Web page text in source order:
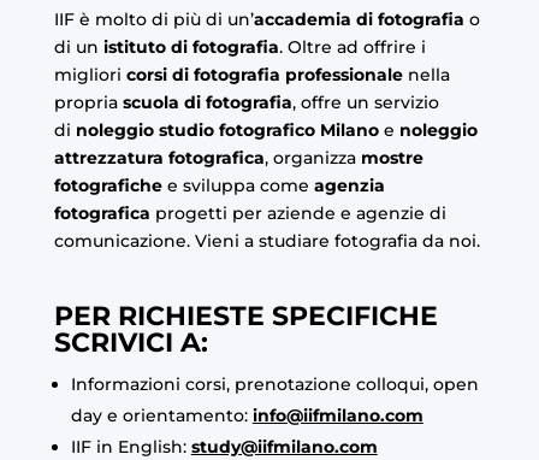
IIF è molto di più di un’accademia di fotografia o
di un istituto di fotografia. Oltre ad offrire i
migliori corsi di fotografia professionalenella
propria scuola di fotografia, offre un servizio
di noleggio studio fotografico Milano e noleggio
attrezzatura fotografica, organizza mostre
fotografichee sviluppa come agenzia
fotografica progetti per aziende e agenzie di
comunicazione. Vieni a studiare fotografia da noi.
PER RICHIESTE SPECIFICHE
SCRIVICI A:
Informazioni corsi, prenotazione colloqui, open
day e orientamento: info@iifmilano.com
IIF in English: study@iifmilano.com